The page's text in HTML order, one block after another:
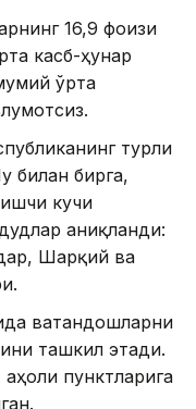
16,9 фоизи
касб-ҳунар
ўрта
турли
билан бирга,
кучи
аниқланди:
Шарқий ва
ватандошларни
ташкил этади.
пунктларига